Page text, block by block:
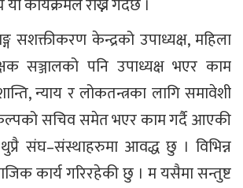
सशक्तीकरण केन्द्रको उपाध्यक्ष, महिला
सञ्जालको पनि उपाध्यक्ष भएर काम
न्याय र लोकतन्त्रका लागि समावेशी
सचिव समेत भएर काम गर्दै आएकी
संघ–संस्थाहरुमा आवद्ध छु । विभिन्न
कार्य गरिरहेकी छु । म यसैमा सन्तुष्ट